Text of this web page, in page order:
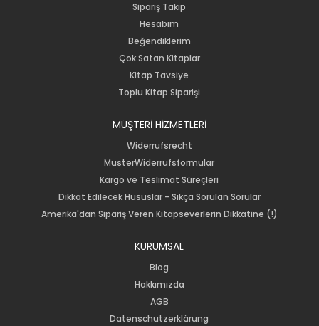
Sipariş Takip
Hesabım
Beğendiklerim
Çok Satan Kitaplar
Kitap Tavsiye
Toplu Kitap Siparişi
MÜŞTERİ HİZMETLERİ
Widerrufsrecht
MusterWiderrufsformular
Kargo ve Teslimat Süreçleri
Dikkat Edilecek Hususlar - Sıkça Sorulan Sorular
Amerika'dan Sipariş Veren Kitapseverlerin Dikkatine (!)
KURUMSAL
Blog
Hakkımızda
AGB
Datenschutzerklärung